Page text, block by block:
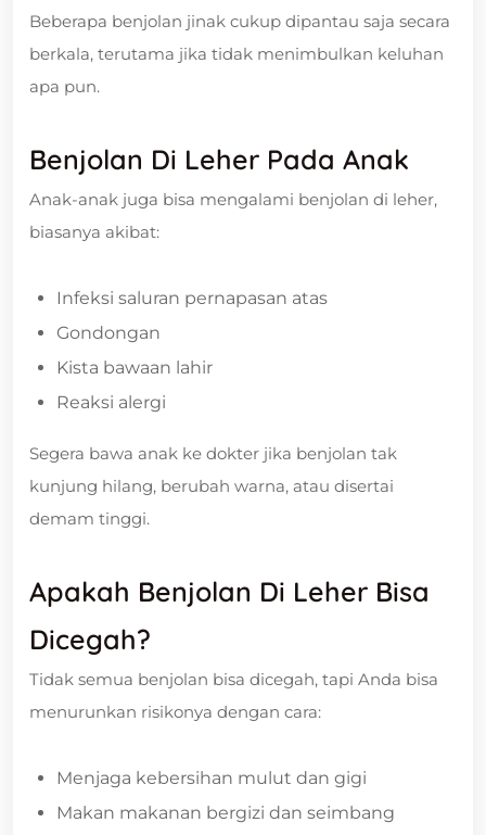
Beberapa benjolan jinak cukup dipantau saja secara
berkala, terutama jika tidak menimbulkan keluhan
apa pun.
Benjolan Di Leher Pada Anak
Anak-anak juga bisa mengalami benjolan di leher,
biasanya akibat:
Infeksi saluran pernapasan atas
Gondongan
Kista bawaan lahir
Reaksi alergi
Segera bawa anak ke dokter jika benjolan tak
kunjung hilang, berubah warna, atau disertai
demam tinggi.
Apakah Benjolan Di Leher Bisa
Dicegah?
Tidak semua benjolan bisa dicegah, tapi Anda bisa
menurunkan risikonya dengan cara:
Menjaga kebersihan mulut dan gigi
Makan makanan bergizi dan seimbang